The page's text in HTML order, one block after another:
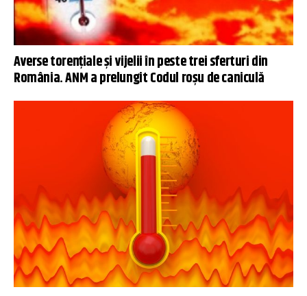
Averse torenţiale şi vijelii în peste trei sferturi din
România. ANM a prelungit Codul roșu de caniculă